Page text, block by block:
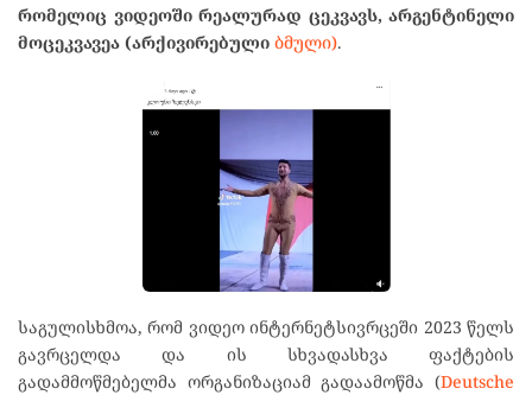
რომელიც ვიდეოში რეალურად ცეკვავს, არგენტინელი
მოცეკვავეა (არქივირებული ბმული).
საგულისხმოა, რომ ვიდეო ინტერნეტსივრცეში 2023 წელს
გავრცელდა და ის სხვადასხვა ფაქტების
გადამმოწმებელმა ორგანიზაციამ გადაამოწმა (Deutsche